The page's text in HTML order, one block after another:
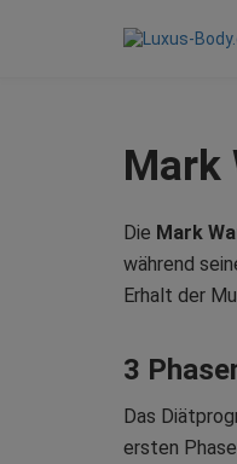
Mark
Die Mark
während
Erhalt der
3
Das
ersten